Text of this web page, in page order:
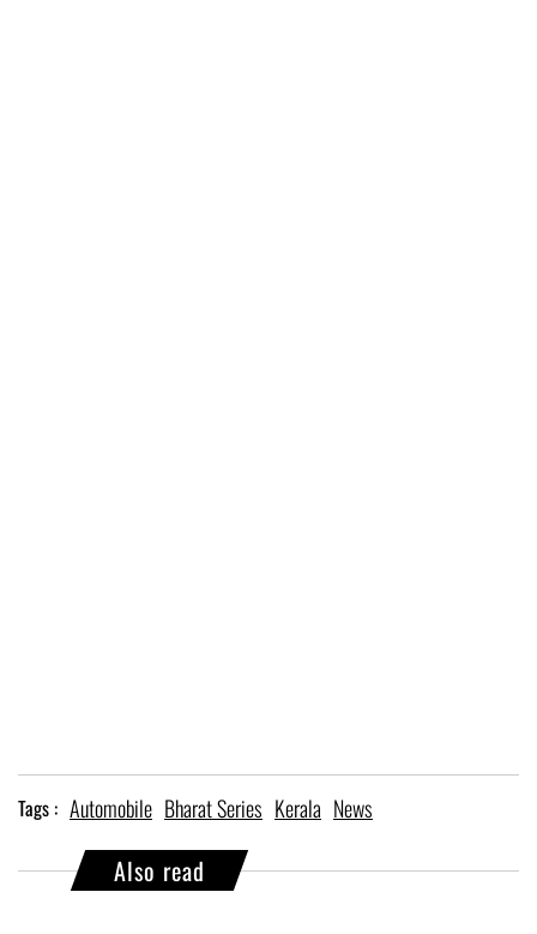
Tags : Automobile Bharat Series Kerala News
Also read